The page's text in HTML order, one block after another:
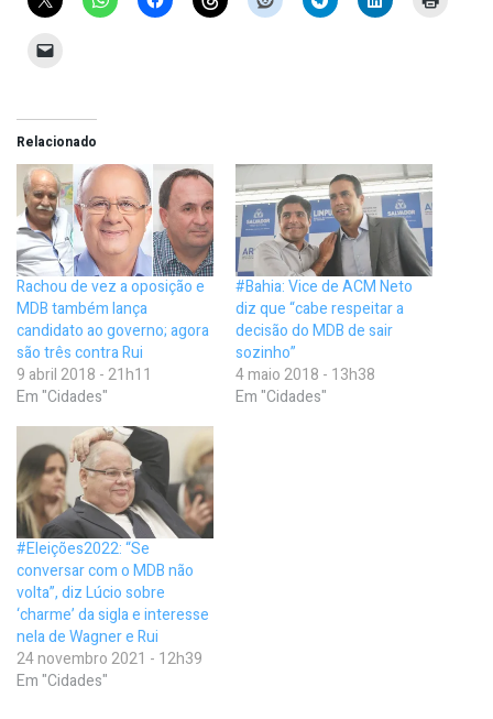
Relacionado
Rachou de vez a oposição e
MDB também lança
candidato ao governo; agora
são três contra Rui
9 abril 2018 - 21h11
Em "Cidades"
#Bahia: Vice de ACM Neto
diz que “cabe respeitar a
decisão do MDB de sair
sozinho”
4 maio 2018 - 13h38
Em "Cidades"
#Eleições2022: “Se
conversar com o MDB não
volta”, diz Lúcio sobre
‘charme’ da sigla e interesse
nela de Wagner e Rui
24 novembro 2021 - 12h39
Em "Cidades"